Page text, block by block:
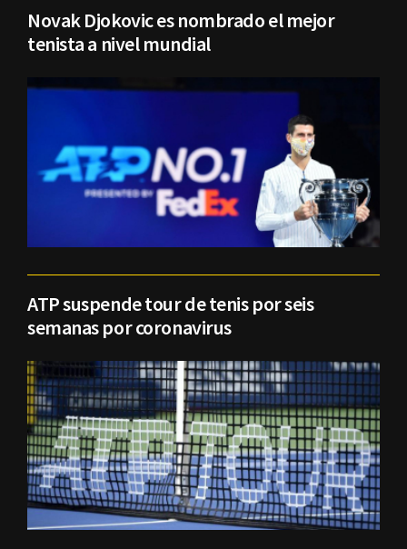
Novak Djokovic es nombrado el mejor
tenista a nivel mundial
ATP suspende tour de tenis por seis
semanas por coronavirus